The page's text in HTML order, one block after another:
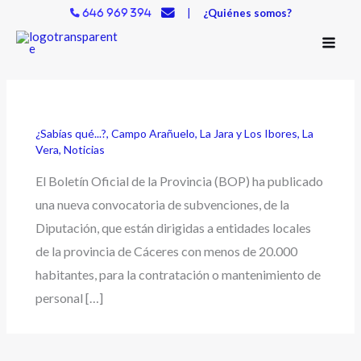
contenido
646 969 394 | ¿Quiénes somos?
¿Sabías qué...?,Campo Arañuelo,La Jara y Los Ibores,La
Vera,Noticias
El Boletín Oficial de la Provincia (BOP) ha publicado
una nueva convocatoria de subvenciones, de la
Diputación, que están dirigidas a entidades locales
de la provincia de Cáceres con menos de 20.000
habitantes, para la contratación o mantenimiento de
personal […]